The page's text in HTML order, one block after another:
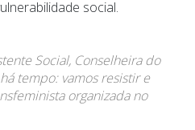
social.
Social, Conselheira do
há tempo: vamos resistir e
organizada no